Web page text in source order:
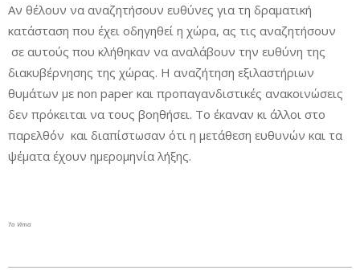
Αν θέλουν να αναζητήσουν ευθύνες για τη δραματική
κατάσταση που έχει οδηγηθεί η χώρα, ας τις αναζητήσουν
σε αυτούς που κλήθηκαν να αναλάβουν την ευθύνη της
διακυβέρνησης της χώρας. Η αναζήτηση εξιλαστήριων
θυμάτων με non paper και προπαγανδιστικές ανακοινώσεις
δεν πρόκειται να τους βοηθήσει. Το έκαναν κι άλλοι στο
παρελθόν και διαπίστωσαν ότι η μετάθεση ευθυνών και τα
ψέματα έχουν ημερομηνία λήξης.
To Vima